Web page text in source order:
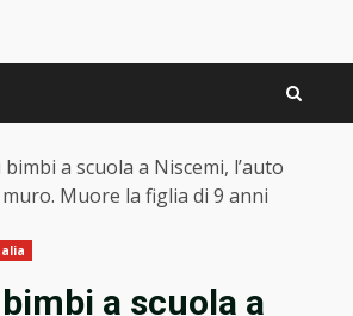
a scuola a Niscemi, l’auto
Muore la figlia di 9 anni
a scuola a